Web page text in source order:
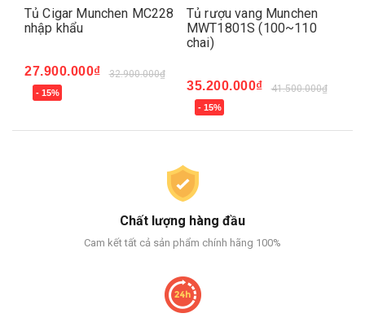
Tủ Cigar Munchen MC228
nhập khẩu
27.900.000₫ 32.900.000₫
- 15%
Tủ rượu vang Munchen
MWT1801S (100~110
chai)
35.200.000₫ 41.500.000₫
- 15%
Chất lượng hàng đầu
Cam kết tất cả sản phẩm chính hãng 100%